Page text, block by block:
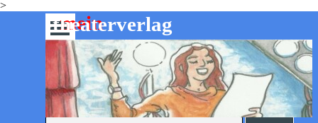
>
Direkt zum Seiteninhalt
-theaterverlag
mein
Menü überspringen